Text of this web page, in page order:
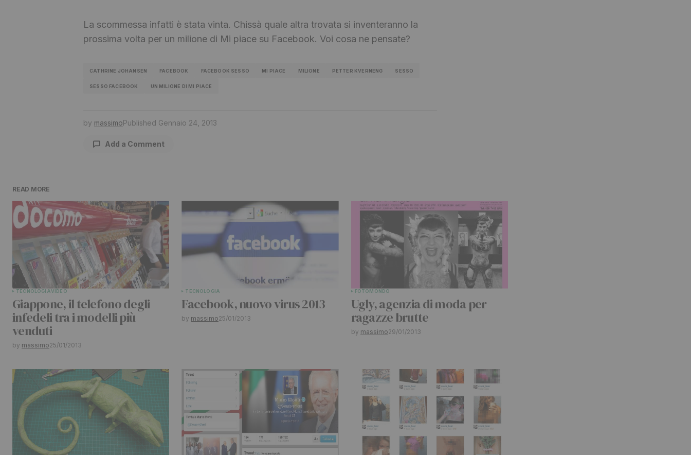
La scommessa infatti è stata vinta. Chissà quale altra trovata si inventeranno la
prossima volta per un milione di Mi piace su Facebook. Voi cosa ne pensate?
CATHRINE JOHANSEN FACEBOOK FACEBOOK SESSO MI PIACE MILIONE PETTER KVERNENG SESSO
SESSO FACEBOOK UN MILIONE DI MI PIACE
by massimoPublished Gennaio 24, 2013
Add a Comment
contrassegnati*
Comment*
READ MORE
TECNOLOGIAVIDEO
Giappone, il telefono degli
infedeli tra i modelli più
venduti
by massimo25/01/2013
TECNOLOGIA
Facebook, nuovo virus 2013
by massimo25/01/2013
FOTOMONDO
Ugly, agenzia di moda per
ragazze brutte
by massimo29/01/2013